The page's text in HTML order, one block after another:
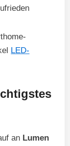
LED-
an Lumen